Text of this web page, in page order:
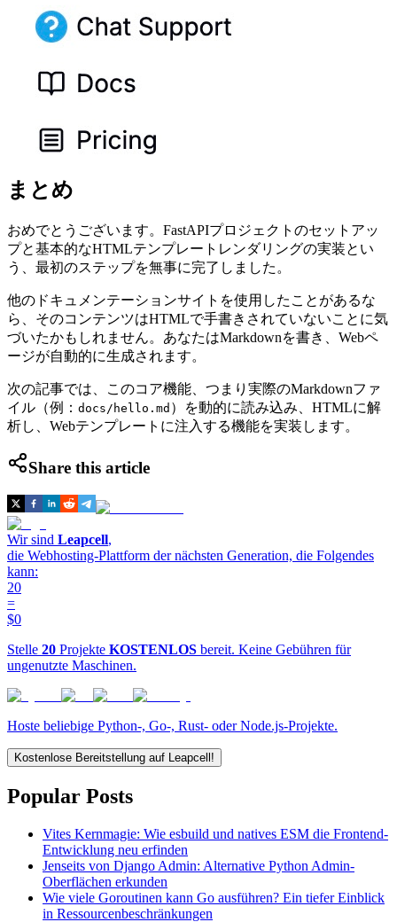
まとめ
おめでとうございます。FastAPIプロジェクトのセットアッ
プと基本的なHTMLテンプレートレンダリングの実装とい
う、最初のステップを無事に完了しました。
他のドキュメンテーションサイトを使用したことがあるな
ら、そのコンテンツはHTMLで手書きされていないことに気
づいたかもしれません。あなたはMarkdownを書き、Webペ
ージが自動的に生成されます。
次の記事では、このコア機能、つまり実際のMarkdownファ
イル（例： docs/hello.md ）を動的に読み込み、HTMLに解
析し、Webテンプレートに注入する機能を実装します。
Share this article
Wir sind Leapcell,
die Webhosting-Plattform der nächsten Generation, die Folgendes
kann:
20
=
$0
Stelle 20 Projekte KOSTENLOS bereit. Keine Gebühren für
ungenutzte Maschinen.
Hoste beliebige Python-, Go-, Rust- oder Node.js-Projekte.
Kostenlose Bereitstellung auf Leapcell!
Popular Posts
Vites Kernmagie: Wie esbuild und natives ESM die Frontend-
Entwicklung neu erfinden
Jenseits von Django Admin: Alternative Python Admin-
Oberflächen erkunden
Wie viele Goroutinen kann Go ausführen? Ein tiefer Einblick
in Ressourcenbeschränkungen